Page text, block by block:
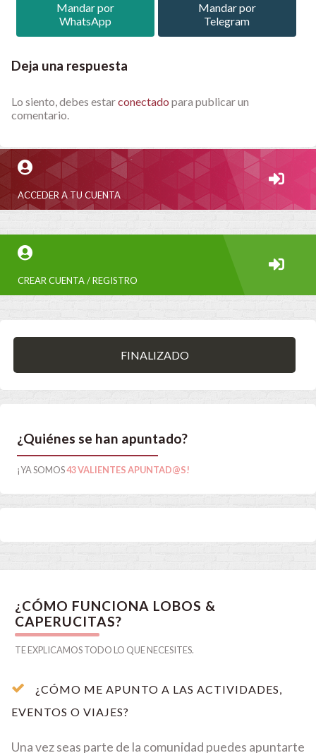
Mandar por
WhatsApp
Mandar por
Telegram
Deja una respuesta
Lo siento, debes estarconectado para publicar un
comentario.
ACCEDER A TU CUENTA
CREAR CUENTA / REGISTRO
FINALIZADO
¿Quiénes se han apuntado?
¡YA SOMOS43 VALIENTES APUNTAD@S!
¿CÓMO FUNCIONA LOBOS &
CAPERUCITAS?
TE EXPLICAMOS TODO LO QUE NECESITES.
¿CÓMO ME APUNTO A LAS ACTIVIDADES,
EVENTOS O VIAJES?
Una vez seas parte de la comunidad puedes apuntarte